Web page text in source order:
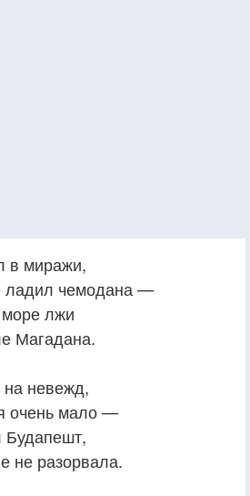
в миражи,
ладил чемодана —
лжи
Магадана.
на невежд,
очень мало —
Будапешт,
не разорвала.